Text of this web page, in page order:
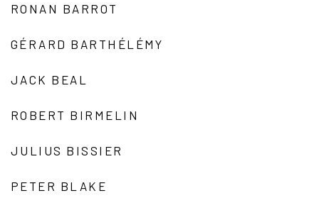
RONAN BARROT
GÉRARD BARTHÉLÉMY
JACK BEAL
ROBERT BIRMELIN
JULIUS BISSIER
PETER BLAKE